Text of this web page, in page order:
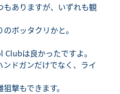
もありますが、いずれも観
ボッタクリかと。
は良かったですよ。
ドガンだけでなく、ライ
撃もできます。